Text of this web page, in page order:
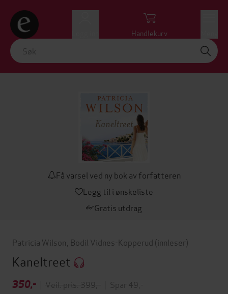
Handlekurv
Få varsel ved ny bok av forfatteren
Legg til i ønskeliste
Gratis utdrag
Patricia Wilson Bodil Vidnes-Kopperud (innleser)
Kaneltreet
350,- Veil. pris: 399,- Spar 49,-